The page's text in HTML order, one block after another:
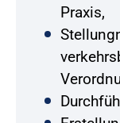
Praxis,